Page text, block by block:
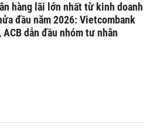
hàng lãi lớn nhất từ kinh doanh
đầu năm 2026: Vietcombank
ACB dẫn đầu nhóm tư nhân